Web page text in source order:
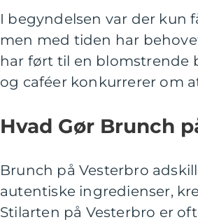
I begyndelsen var der kun
men med tiden har
har ført til en blomstrende
og caféer konkurrerer om
Hvad Gør Brunch
Brunch på Vesterbro
autentiske ingredienser,
Stilarten på Vesterbro er